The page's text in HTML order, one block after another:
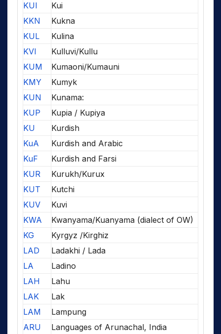
KUI
Kui
KKN
Kukna
KUL
Kulina
KVI
Kulluvi/Kullu
KUM
Kumaoni/Kumauni
KMY
Kumyk
KUN
Kunama:
KUP
Kupia / Kupiya
KU
Kurdish
KuA
Kurdish and Arabic
KuF
Kurdish and Farsi
KUR
Kurukh/Kurux
KUT
Kutchi
KUV
Kuvi
KWA
Kwanyama/Kuanyama (dialect of OW)
KG
Kyrgyz /Kirghiz
LAD
Ladakhi / Lada
LA
Ladino
LAH
Lahu
LAK
Lak
LAM
Lampung
ARU
Languages of Arunachal, India